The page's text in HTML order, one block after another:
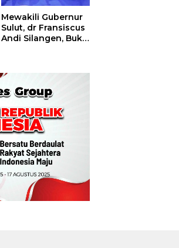
Mewakili Gubernur
Sulut, dr Fransiscus
Andi Silangen, Buka
Piala Wali Kota
Manado